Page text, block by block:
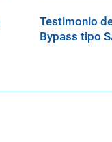
Testimonio
Bypass tipo